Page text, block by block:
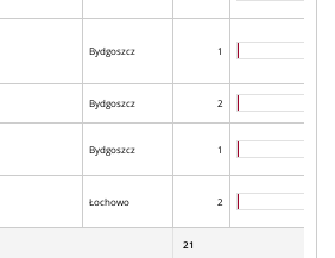
Bydgoszcz 1
Bydgoszcz 2
Bydgoszcz 1
Łochowo 2
21